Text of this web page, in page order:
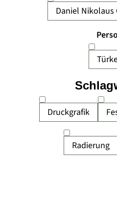
Daniel
Druckgrafik
Radierung